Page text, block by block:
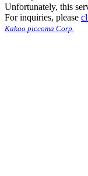
Unfortunately, this
For inquiries, please
Kakao piccoma Corp.